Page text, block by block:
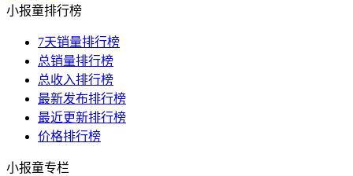
小报童排行榜
7天销量排行榜
总销量排行榜
总收入排行榜
最新发布排行榜
最近更新排行榜
价格排行榜
小报童专栏